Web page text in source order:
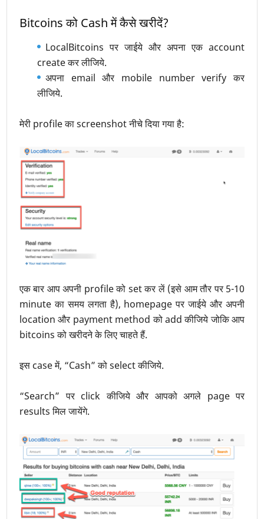
Bitcoins को Cash में कैसे खरीदें?
LocalBitcoins पर जाईये और अपना एक account
create कर लीजिये.
अपना email और mobile number verify कर
लीजिये.
मेरी profile का screenshot नीचे दिया गया है:
एक बार आप अपनी profile को set कर लें (इसे आम तौर पर 5-10
minute का समय लगता है), homepage पर जाईये और अपनी
location और payment method को add कीजिये जोकि आप
bitcoins को खरीदने के लिए चाहते हैं.
इस case में, “Cash” को select कीजिये.
“Search” पर click कीजिये और आपको अगले page पर
results मिल जायेंगे.